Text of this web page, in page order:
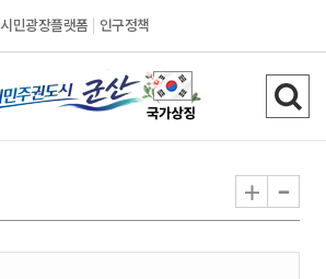
시민광장플랫폼 인구정책
시
민
권
검
색
기
+ -